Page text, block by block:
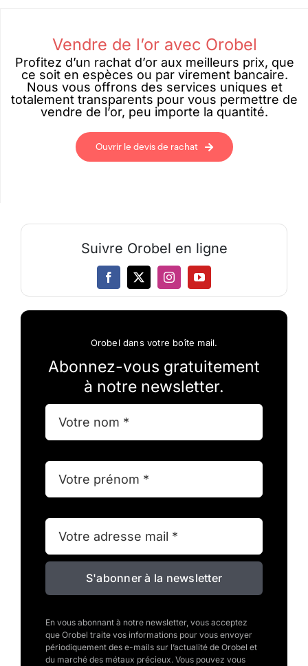
Vendre de l’or avec Orobel
Profitez d’un rachat d’or aux meilleurs prix, que
ce soit en espèces ou par virement bancaire.
Nous vous offrons des services uniques et
totalement transparents pour vous permettre de
vendre de l’or, peu importe la quantité.
Ouvrir le devis de rachat
Suivre Orobel en ligne
Orobel dans votre boîte mail.
Abonnez-vous gratuitement
à notre newsletter.
S'abonner à la newsletter
En vous abonnant à notre newsletter, vous acceptez
que Orobel traite vos informations pour vous envoyer
périodiquement des e-mails sur l’actualité de Orobel et
du marché des métaux précieux. Vous pouvez vous